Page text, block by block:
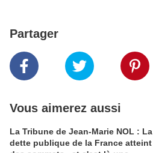
Partager
Vous aimerez aussi
La Tribune de Jean-Marie NOL : La
dette publique de la France atteint